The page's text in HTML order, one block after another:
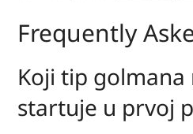
Frequently
Koji tip
startuje u prvoj